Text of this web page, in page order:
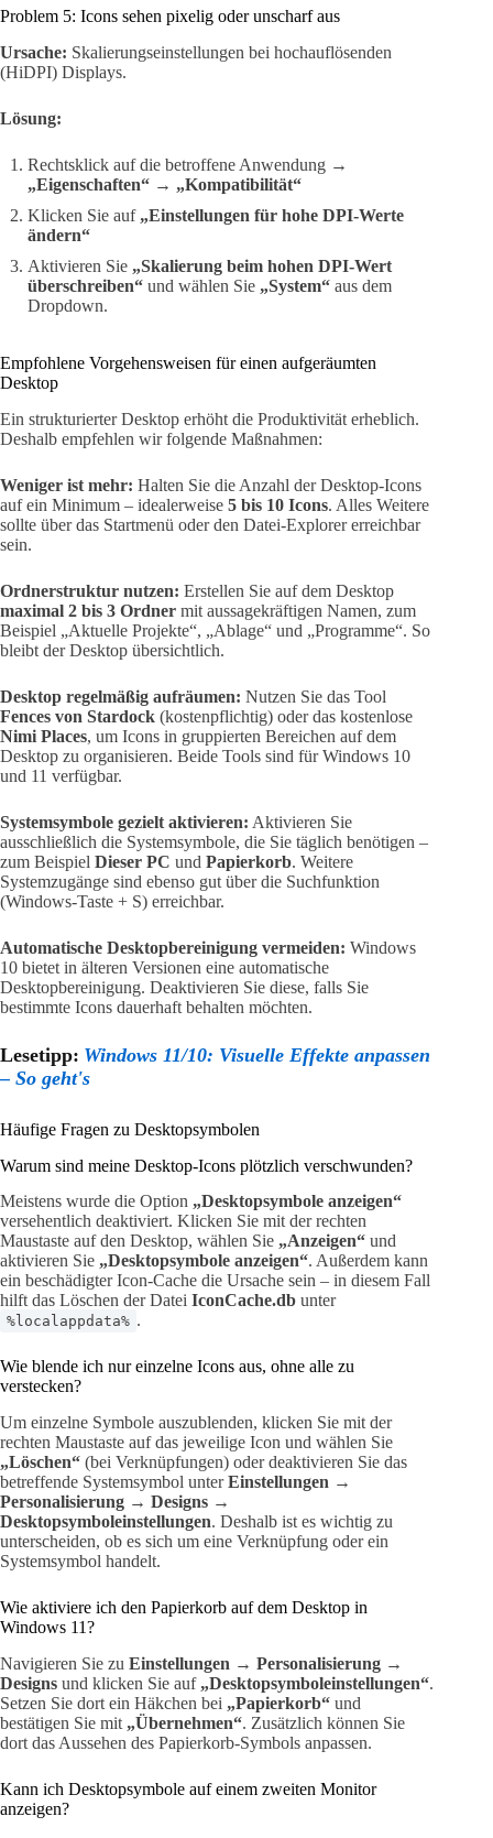
Problem 5: Icons sehen pixelig oder unscharf aus
Ursache: Skalierungseinstellungen bei hochauflösenden
(HiDPI) Displays.
Lösung:
Rechtsklick auf die betroffene Anwendung →
„Eigenschaften“ → „Kompatibilität“
Klicken Sie auf „Einstellungen für hohe DPI-Werte
ändern“
Aktivieren Sie „Skalierung beim hohen DPI-Wert
überschreiben“ und wählen Sie „System“ aus dem
Dropdown.
Empfohlene Vorgehensweisen für einen aufgeräumten
Desktop
Ein strukturierter Desktop erhöht die Produktivität erheblich.
Deshalb empfehlen wir folgende Maßnahmen:
Weniger ist mehr: Halten Sie die Anzahl der Desktop-Icons
auf ein Minimum – idealerweise 5 bis 10 Icons. Alles Weitere
sollte über das Startmenü oder den Datei-Explorer erreichbar
sein.
Ordnerstruktur nutzen: Erstellen Sie auf dem Desktop
maximal 2 bis 3 Ordner mit aussagekräftigen Namen, zum
Beispiel „Aktuelle Projekte“, „Ablage“ und „Programme“. So
bleibt der Desktop übersichtlich.
Desktop regelmäßig aufräumen: Nutzen Sie das Tool
Fences von Stardock (kostenpflichtig) oder das kostenlose
Nimi Places, um Icons in gruppierten Bereichen auf dem
Desktop zu organisieren. Beide Tools sind für Windows 10
und 11 verfügbar.
Systemsymbole gezielt aktivieren: Aktivieren Sie
ausschließlich die Systemsymbole, die Sie täglich benötigen –
zum Beispiel Dieser PC und Papierkorb. Weitere
Systemzugänge sind ebenso gut über die Suchfunktion
(Windows-Taste + S) erreichbar.
Automatische Desktopbereinigung vermeiden: Windows
10 bietet in älteren Versionen eine automatische
Desktopbereinigung. Deaktivieren Sie diese, falls Sie
bestimmte Icons dauerhaft behalten möchten.
Lesetipp: Windows 11/10: Visuelle Effekte anpassen
– So geht's
Häufige Fragen zu Desktopsymbolen
Warum sind meine Desktop-Icons plötzlich verschwunden?
Meistens wurde die Option „Desktopsymbole anzeigen“
versehentlich deaktiviert. Klicken Sie mit der rechten
Maustaste auf den Desktop, wählen Sie „Anzeigen“ und
aktivieren Sie „Desktopsymbole anzeigen“. Außerdem kann
ein beschädigter Icon-Cache die Ursache sein – in diesem Fall
hilft das Löschen der Datei IconCache.db unter
%localappdata% .
Wie blende ich nur einzelne Icons aus, ohne alle zu
verstecken?
Um einzelne Symbole auszublenden, klicken Sie mit der
rechten Maustaste auf das jeweilige Icon und wählen Sie
„Löschen“ (bei Verknüpfungen) oder deaktivieren Sie das
betreffende Systemsymbol unterEinstellungen →
Personalisierung → Designs →
Desktopsymboleinstellungen. Deshalb ist es wichtig zu
unterscheiden, ob es sich um eine Verknüpfung oder ein
Systemsymbol handelt.
Wie aktiviere ich den Papierkorb auf dem Desktop in
Windows 11?
Navigieren Sie zu Einstellungen → Personalisierung →
Designs und klicken Sie auf „Desktopsymboleinstellungen“.
Setzen Sie dort ein Häkchen bei „Papierkorb“ und
bestätigen Sie mit „Übernehmen“. Zusätzlich können Sie
dort das Aussehen des Papierkorb-Symbols anpassen.
Kann ich Desktopsymbole auf einem zweiten Monitor
anzeigen?